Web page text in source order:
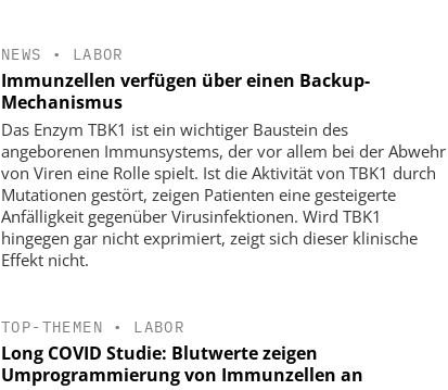
NEWS • LABOR
Immunzellen verfügen über einen Backup-
Mechanismus
Das Enzym TBK1 ist ein wichtiger Baustein des
angeborenen Immunsystems, der vor allem bei der Abwehr
von Viren eine Rolle spielt. Ist die Aktivität von TBK1 durch
Mutationen gestört, zeigen Patienten eine gesteigerte
Anfälligkeit gegenüber Virusinfektionen. Wird TBK1
hingegen gar nicht exprimiert, zeigt sich dieser klinische
Effekt nicht.
TOP-THEMEN • LABOR
Long COVID Studie: Blutwerte zeigen
Umprogrammierung von Immunzellen an